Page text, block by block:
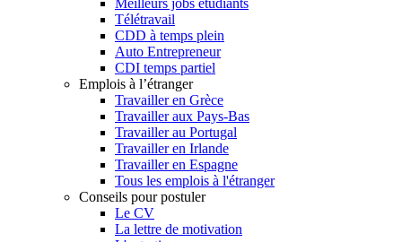
Meilleurs jobs étudiants
Télétravail
CDD à temps plein
Auto Entrepreneur
CDI temps partiel
Emplois à l’étranger
Travailler en Grèce
Travailler aux Pays-Bas
Travailler au Portugal
Travailler en Irlande
Travailler en Espagne
Tous les emplois à l'étranger
Conseils pour postuler
Le CV
La lettre de motivation